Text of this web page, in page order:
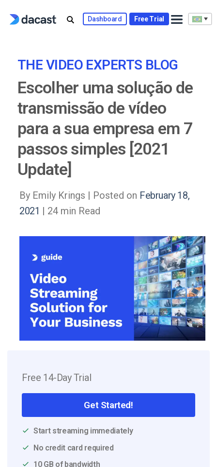
Dashboard Free Trial
THE VIDEO EXPERTS BLOG
Escolher uma solução de
transmissão de vídeo
para a sua empresa em 7
passos simples [2021
Update]
By Emily Krings | Posted on February 18,
2021 | 24 min Read
Free 14-Day Trial
Get Started!
Start streaming immediately
No credit card required
10 GB of bandwidth